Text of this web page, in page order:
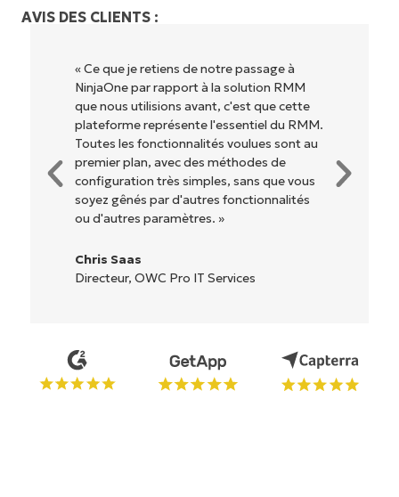
AVIS DES CLIENTS :
« NinjaOne est extrêmement simple
d'utilisation grâce à une interface fluide et
des fonctionnalités back-end puissantes.
Pas de configuration complexe ou
d'interface difficile à maîtriser. Toutes les
options et tous les outils sont clairement
étiquetés, faciles à comprendre et il est
très facile de s'y retrouver. »
Reiffenberger.NET Technology Solutions